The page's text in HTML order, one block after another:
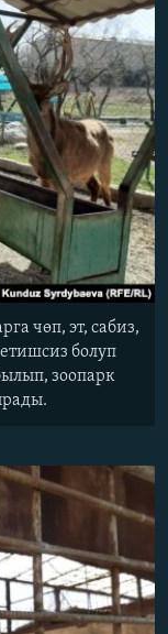
чөп, эт, сабиз,
болуп
зоопарк